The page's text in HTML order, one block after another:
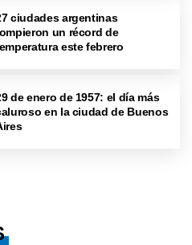
ciudades argentinas
un récord de
este febrero
de enero de 1957: el día más
en la ciudad de Buenos